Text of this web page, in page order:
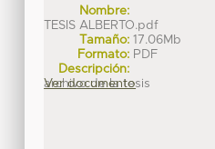
Nombre:
TESIS ALBERTO.pdf
Tamaño: 17.06Mb
Formato: PDF
Descripción:
archivo de la tesis
Ver documento